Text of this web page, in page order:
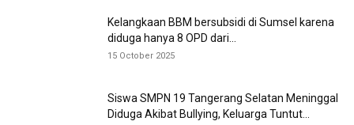
Kelangkaan BBM bersubsidi di Sumsel karena
diduga hanya 8 OPD dari...
15 October 2025
Siswa SMPN 19 Tangerang Selatan Meninggal
Diduga Akibat Bullying, Keluarga Tuntut...